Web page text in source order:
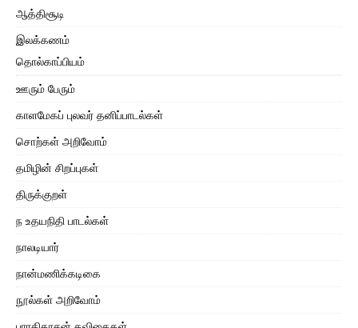
ஆத்திசூடி
இலக்கணம்
தொல்காப்பியம்
ஊரும் பேரும்
காளமேகப் புலவர் தனிப்பாடல்கள்
சொற்கள் அறிவோம்
தமிழின் சிறப்புகள்
திருக்குறள்
ந உதயநிதி பாடல்கள்
நாலடியார்
நான்மணிக்கடிகை
நூல்கள் அறிவோம்